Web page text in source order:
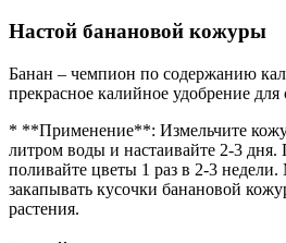
Настой банановой кожуры
Банан – чемпион по содержанию
прекрасное калийное удобрение
* **Применение**: Измельчите
литром воды и настаивайте 2-3
поливайте цветы 1 раз в 2-3
закапывать кусочки банановой
растения.